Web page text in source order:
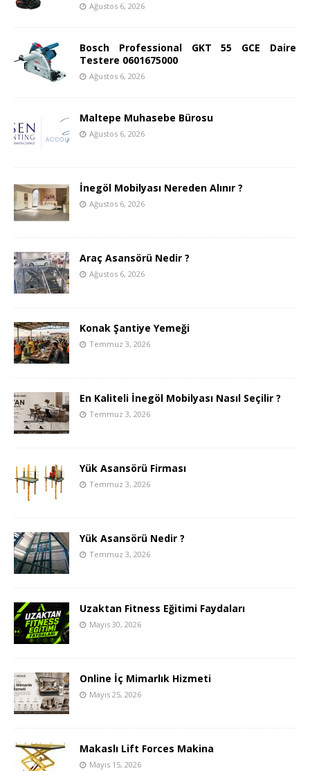
Ağustos 6, 2026
Bosch Professional GKT 55 GCE Daire
Testere 0601675000
Ağustos 6, 2026
Maltepe Muhasebe Bürosu
Ağustos 6, 2026
İnegöl Mobilyası Nereden Alınır ?
Ağustos 6, 2026
Araç Asansörü Nedir ?
Ağustos 6, 2026
Konak Şantiye Yemeği
Temmuz 3, 2026
En Kaliteli İnegöl Mobilyası Nasıl Seçilir ?
Temmuz 3, 2026
Yük Asansörü Firması
Temmuz 3, 2026
Yük Asansörü Nedir ?
Temmuz 3, 2026
Uzaktan Fitness Eğitimi Faydaları
Mayıs 30, 2026
Online İç Mimarlık Hizmeti
Mayıs 25, 2026
Makaslı Lift Forces Makina
Mayıs 15, 2026